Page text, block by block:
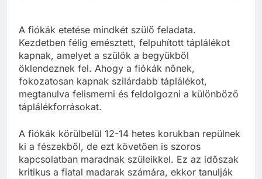
A fiókák etetése mindkét szülő feladata.
Kezdetben félig emésztett, felpuhított táplálékot
kapnak, amelyet a szülők a begyükből
öklendeznek fel. Ahogy a fiókák nőnek,
fokozatosan kapnak szilárdabb táplálékot,
megtanulva felismerni és feldolgozni a különböző
táplálékforrásokat.
A fiókák körülbelül 12-14 hetes korukban repülnek
ki a fészekből, de ezt követően is szoros
kapcsolatban maradnak szüleikkel. Ez az időszak
kritikus a fiatal madarak számára, ekkor tanulják